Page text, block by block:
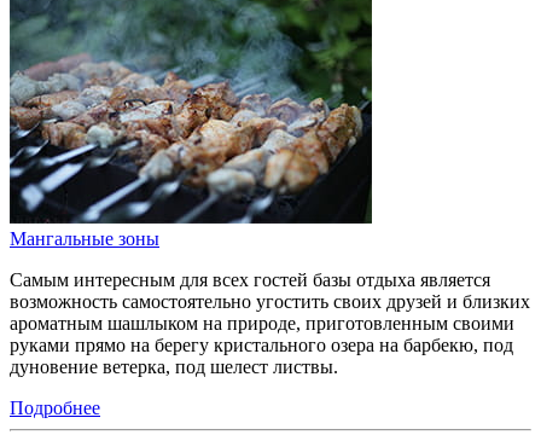
Мангальные зоны
Самым интересным для всех гостей базы отдыха является
возможность самостоятельно угостить своих друзей и близких
ароматным шашлыком на природе, приготовленным своими
руками прямо на берегу кристального озера на барбекю, под
дуновение ветерка, под шелест листвы.
Подробнее